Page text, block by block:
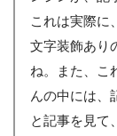
これは実際に
文字装飾あり
ね。また、こ
んの中には、
と記事を見て